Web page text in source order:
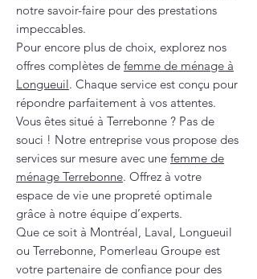
notre savoir-faire pour des prestations
impeccables.
Pour encore plus de choix, explorez nos
offres complètes de femme de ménage à
Longueuil. Chaque service est conçu pour
répondre parfaitement à vos attentes.
Vous êtes situé à Terrebonne ? Pas de
souci ! Notre entreprise vous propose des
services sur mesure avec une femme de
ménage Terrebonne. Offrez à votre
espace de vie une propreté optimale
grâce à notre équipe d’experts.
Que ce soit à Montréal, Laval, Longueuil
ou Terrebonne, Pomerleau Groupe est
votre partenaire de confiance pour des